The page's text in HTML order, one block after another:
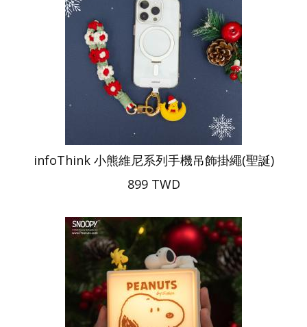
infoThink 小熊維尼系列手機吊飾掛繩(聖誕)
899 TWD